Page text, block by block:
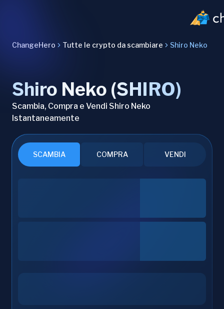
ChangeHero Tutte le crypto da scambiare Shiro Neko
Shiro Neko (SHIRO)
Scambia, Compra e Vendi Shiro Neko
Istantaneamente
SCAMBIA COMPRA VENDI